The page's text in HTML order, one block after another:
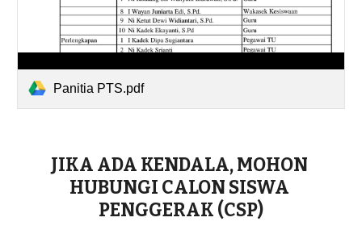
Panitia PTS.pdf
JIKA ADA KENDALA, MOHON
HUBUNGI CALON SISWA
PENGGERAK (CSP)